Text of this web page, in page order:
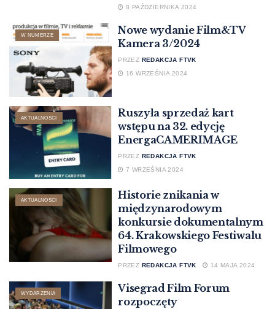
8 PAŹDZIERNIKA 2024
W NUMERZE
Nowe wydanie Film&TV
Kamera 3/2024
PRZEZ REDAKCJA FTVK
16 WRZEŚNIA 2024
AKTUALNOŚCI
Ruszyła sprzedaż kart
wstępu na 32. edycję
EnergaCAMERIMAGE
PRZEZ REDAKCJA FTVK
7 WRZEŚNIA 2024
AKTUALNOŚCI
Historie znikania w
międzynarodowym
konkursie dokumentalnym
64. Krakowskiego Festiwalu
Filmowego
PRZEZ REDAKCJA FTVK 14 MAJA 2024
WYDARZENIA
Visegrad Film Forum
rozpoczęty